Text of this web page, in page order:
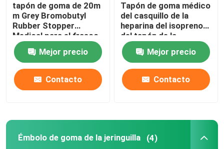
tapón de goma de 20m
m Grey Bromobutyl
Rubber Stopper
Medical para el frasco
de la inyección
Mejor precio
Contacto
Tapón de goma médico
del casquillo de la
heparina del isopreno
del tapón de la
heparina
Mejor precio
Contacto
Émbolo de goma de la jeringuilla (4)